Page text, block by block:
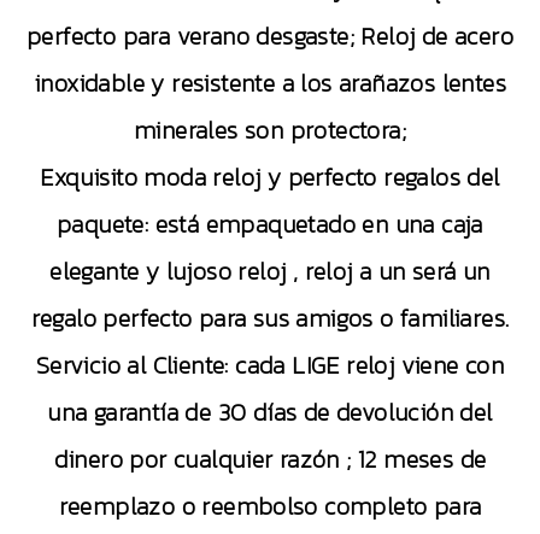
perfecto para verano desgaste; Reloj de acero
inoxidable y resistente a los arañazos lentes
minerales son protectora;
Exquisito moda reloj y perfecto regalos del
paquete: está empaquetado en una caja
elegante y lujoso reloj , reloj a un será un
regalo perfecto para sus amigos o familiares.
Servicio al Cliente: cada LIGE reloj viene con
una garantía de 30 días de devolución del
dinero por cualquier razón ; 12 meses de
reemplazo o reembolso completo para